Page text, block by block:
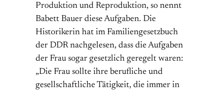
Produktion und Reproduktion, so nennt
Babett Bauer diese Aufgaben. Die
Historikerin hat im Familiengesetzbuch
der DDR nachgelesen, dass die Aufgaben
der Frau sogar gesetzlich geregelt waren:
„Die Frau sollte ihre berufliche und
gesellschaftliche Tätigkeit, die immer in